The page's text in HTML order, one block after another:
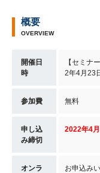
概要
OVERVIEW
開催日
時
【セミナ
2年4月23
参加費 無料
申し込
み締切
2022年4
オンラ
お申込み